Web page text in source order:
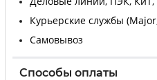
Курьерские службы
Самовывоз
Способы оплаты